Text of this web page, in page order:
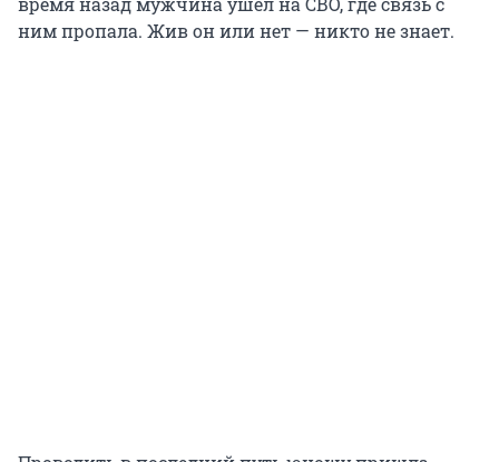
ним пропала. Жив он или нет — никто не знает.